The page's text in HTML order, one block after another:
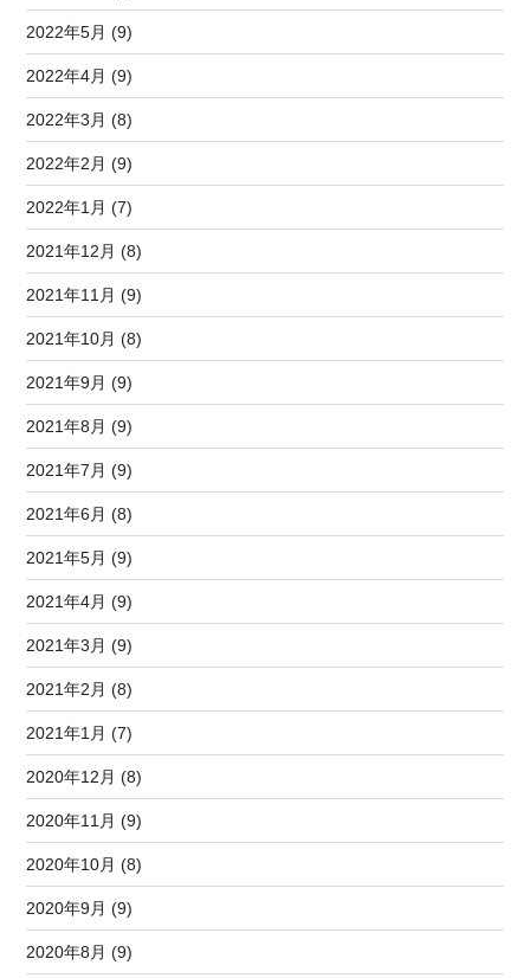
2022年5月 (9)
2022年4月 (9)
2022年3月 (8)
2022年2月 (9)
2022年1月 (7)
2021年12月 (8)
2021年11月 (9)
2021年10月 (8)
2021年9月 (9)
2021年8月 (9)
2021年7月 (9)
2021年6月 (8)
2021年5月 (9)
2021年4月 (9)
2021年3月 (9)
2021年2月 (8)
2021年1月 (7)
2020年12月 (8)
2020年11月 (9)
2020年10月 (8)
2020年9月 (9)
2020年8月 (9)